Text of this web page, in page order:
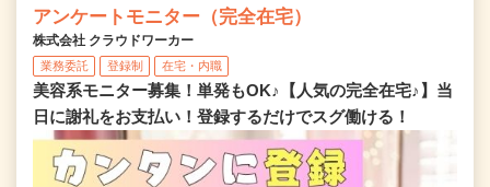
アンケートモニター（完全在宅）
株式会社 クラウドワーカー
業務委託 登録制 在宅・内職
美容系モニター募集！単発もOK♪【人気の完全在宅♪】当
日に謝礼をお支払い！登録するだけでスグ働ける！